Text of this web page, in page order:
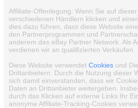
Affiliate-Offenlegung: Wenn Sie auf
verschiedenen Händlern klicken und
dies dazu führen, dass diese Website
den Partnerprogrammen und
anderem das eBay Partner Network. Als
verdienen wir an qualifizierten Verkäufen.
Diese Website verwendet Cookies und
Drittanbietern. Durch die Nutzung dieser
sich damit einverstanden, dass wir
Daten an Drittanbieter weitergeben.
durch das Klicken auf externe Links Ihr
anonyme Affiliate-Tracking-Cookies